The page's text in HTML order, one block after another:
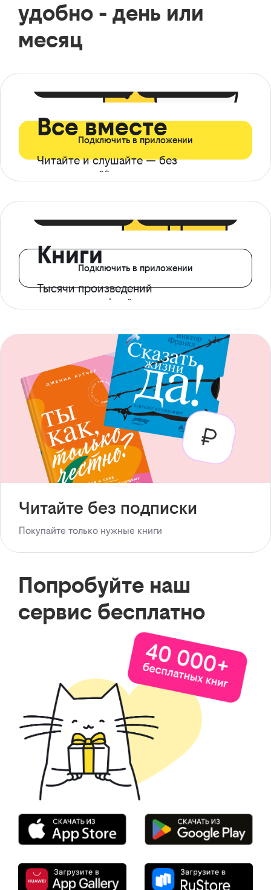
удобно - день или
месяц
Все вместе
Читайте и слушайте — без
ограничений*
Подключить в приложении
Книги
Тысячи произведений
с доступом офлайн
Подключить в приложении
Читайте без подписки
Покупайте только нужные книги
Попробуйте наш
сервис бесплатно